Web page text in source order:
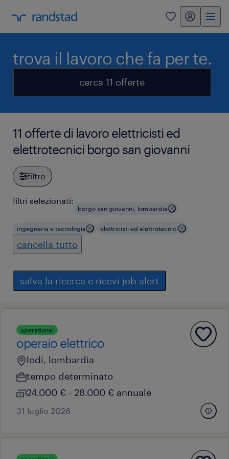
0 my randstad
trova il lavoro che fa per te.
cerca 11 offerte
11 offerte di lavoro elettricisti ed
elettrotecnici borgo san giovanni
filtro
filtri selezionati:
borgo san giovanni, lombardia
ingegneria e tecnologia elettricisti ed elettrotecnici
cancella tutto
salva la ricerca e ricevi job alert
operational
operaio elettrico
lodi, lombardia
tempo determinato
24.000 € - 28.000 € annuale
31 luglio 2026